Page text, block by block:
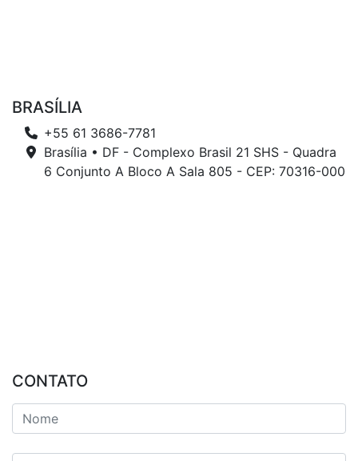
BRASÍLIA
+55 61 3686-7781
Brasília • DF - Complexo Brasil 21 SHS - Quadra
6 Conjunto A Bloco A Sala 805 - CEP: 70316-000
CONTATO